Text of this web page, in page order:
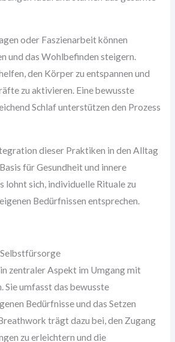
oder Faszienarbeit können
und das Wohlbefinden steigern.
den Körper zu entspannen und
zu aktivieren. Eine bewusste
Schlaf unterstützen den Prozess
dieser Praktiken in den Alltag
für Gesundheit und innere
lohnt sich, individuelle Rituale zu
Bedürfnissen entsprechen.
zentraler Aspekt im Umgang mit
Sie umfasst das bewusste
Bedürfnisse und das Setzen
trägt dazu bei, den Zugang
zu erleichtern und die